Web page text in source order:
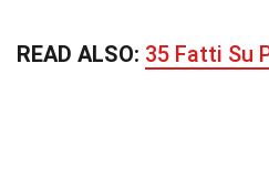
READ ALSO: 35 Fatti Su